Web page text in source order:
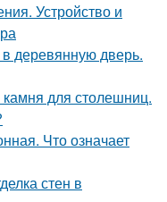
Устройство и
в деревянную дверь.
камня для столешниц.
Что означает
стен в